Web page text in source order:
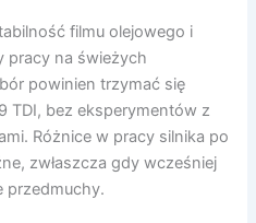
filmu olejowego i
pracy na świeżych
powinien trzymać się
TDI, bez eksperymentów z
Różnice w pracy silnika po
zwłaszcza gdy wcześniej
przedmuchy.